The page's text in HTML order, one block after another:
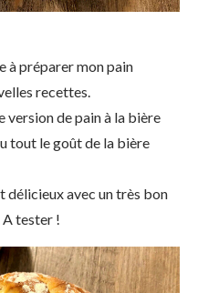
à préparer mon pain
recettes.
version de pain à la bière
tout le goût de la bière
délicieux avec un très bon
A tester !